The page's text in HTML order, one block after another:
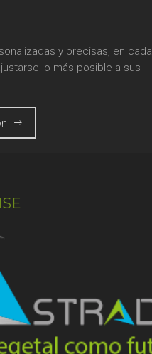
y precisas, en cada
lo más posible a sus